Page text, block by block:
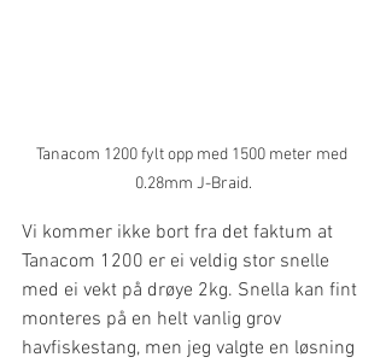
Tanacom 1200 fylt opp med 1500 meter med
0.28mm J-Braid.
Vi kommer ikke bort fra det faktum at
Tanacom 1200 er ei veldig stor snelle
med ei vekt på drøye 2kg. Snella kan fint
monteres på en helt vanlig grov
havfiskestang, men jeg valgte en løsning